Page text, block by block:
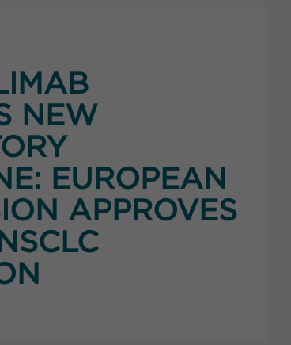
NEW
EUROPEAN
APPROVES